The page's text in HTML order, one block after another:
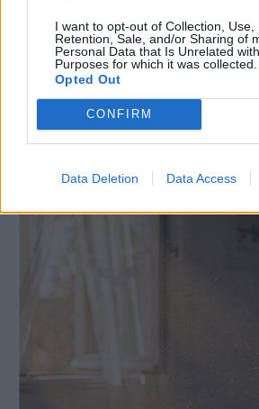
I want to opt-out of Collection, Use,
Retention, Sale, and/or Sharing of
Personal Data that Is Unrelated
Purposes for which it was collected.
Opted Out
CONFIRM
Data Deletion Data Access